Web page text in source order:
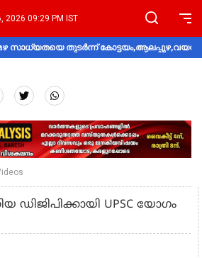
2026 09:29 PM IST
സാധ്യതയെ തുടർന്ന്
ഡിജിപിക്കായി UPSC യോഗം